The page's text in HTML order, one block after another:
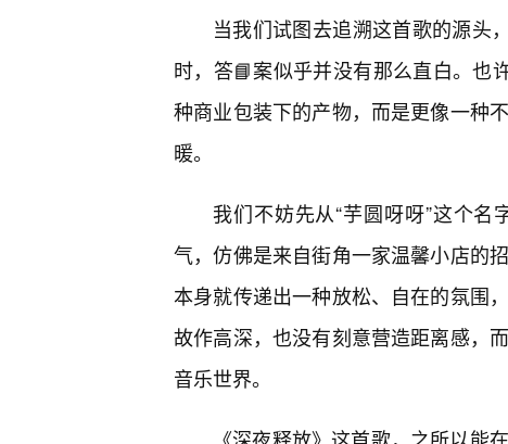
当我们试图去追溯这首歌的源头
时，答📘案似乎并没有那么直白。
种商业包装下的产物，而是更像一种
暖。
我们不妨先从“芋圆呀呀”这个
气，仿佛是来自街角一家温馨小店的
本身就传递出一种放松、自在的氛围
故作高深，也没有刻意营造距离感，
音乐世界。